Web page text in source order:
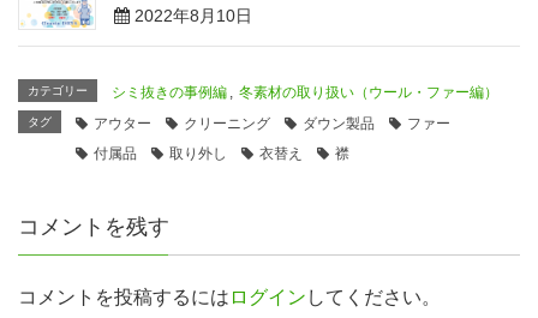
2022年8月10日
カテゴリー シミ抜きの事例編 冬素材の取り扱い（ウール・ファー編）
タグ アウター クリーニング ダウン製品
ファー
付属品
取り外し 衣替え 襟
コメントを残す
コメントを投稿するには ログイン してください。